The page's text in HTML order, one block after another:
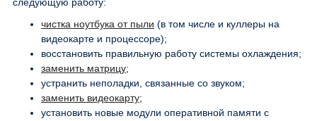
чистка ноутбука от пыли (в том числе и куллеры на
видеокарте и процессоре);
восстановить правильную работу системы охлаждения;
заменить матрицу;
устранить неполадки, связанные со звуком;
заменить видеокарту;
установить новые модули оперативной памяти с